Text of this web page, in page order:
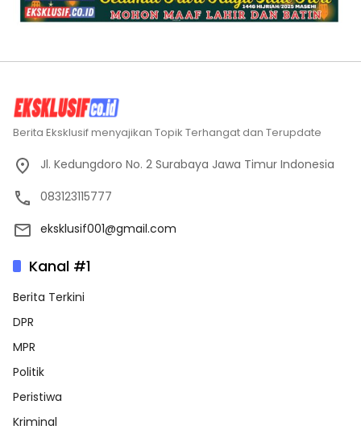
Berita Eksklusif menyajikan Topik Terhangat dan Terupdate
Jl. Kedungdoro No. 2 Surabaya Jawa Timur Indonesia
083123115777
eksklusif001@gmail.com
Kanal #1
Berita Terkini
DPR
MPR
Politik
Peristiwa
Kriminal